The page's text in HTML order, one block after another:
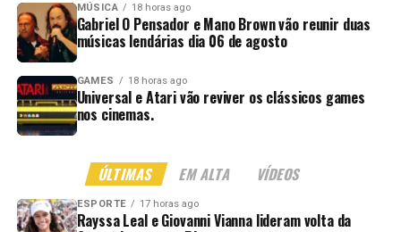
MÚSICA 18 horas ago
Gabriel O Pensador e Mano Brown vão reunir duas
músicas lendárias dia 06 de agosto
GAMES 18 horas ago
Universal e Atari vão reviver os clássicos games
nos cinemas.
ÚLTIMAS EM ALTA VÍDEOS
ESPORTE 17 horas ago
Rayssa Leal e Giovanni Vianna lideram volta da